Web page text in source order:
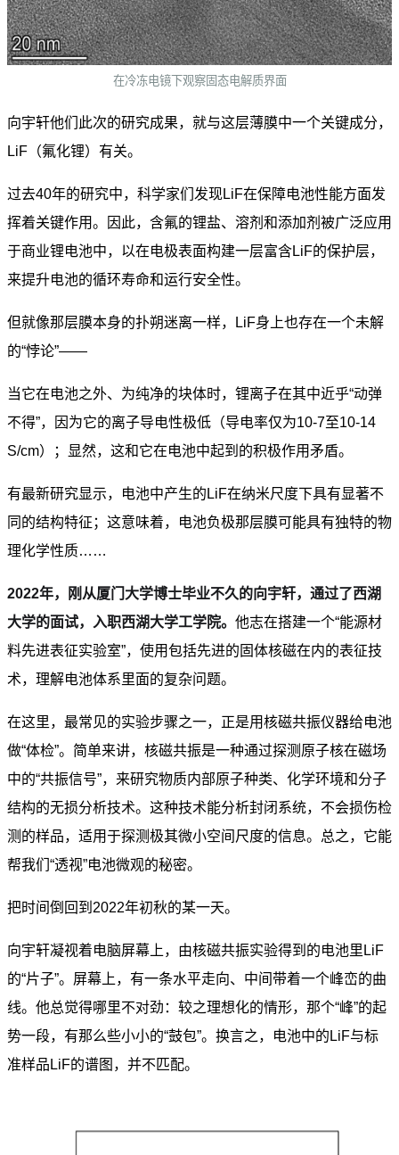
在冷冻电镜下观察固态电解质界面
向宇轩他们此次的研究成果，就与这层薄膜中一个关键成分，
LiF（氟化锂）有关。
过去40年的研究中，科学家们发现LiF在保障电池性能方面发
挥着关键作用。因此，含氟的锂盐、溶剂和添加剂被广泛应用
于商业锂电池中，以在电极表面构建一层富含LiF的保护层，
来提升电池的循环寿命和运行安全性。
但就像那层膜本身的扑朔迷离一样，LiF身上也存在一个未解
的“悖论”——
当它在电池之外、为纯净的块体时，锂离子在其中近乎“动弹
不得”，因为它的离子导电性极低 （导电率仅为10-7至10-14
S/cm）
；显然，这和它在电池中起到的积极作用矛盾。
有最新研究显示，电池中产生的LiF在纳米尺度下具有显著不
同的结构特征；这意味着，电池负极那层膜可能具有独特的物
理化学性质……
2022年，刚从厦门大学博士毕业不久的向宇轩，通过了西湖
大学的面试，入职西湖大学工学院。 他志在搭建一个“能源材
料先进表征实验室”，使用包括先进的固体核磁在内的表征技
术，理解电池体系里面的复杂问题。
在这里，最常见的实验步骤之一，正是用核磁共振仪器给电池
做“体检”。简单来讲，核磁共振是一种通过探测原子核在磁场
中的“共振信号”，来研究物质内部原子种类、化学环境和分子
结构的无损分析技术。这种技术能分析封闭系统，不会损伤检
测的样品，适用于探测极其微小空间尺度的信息。总之，它能
帮我们“透视”电池微观的秘密。
把时间倒回到2022年初秋的某一天。
向宇轩凝视着电脑屏幕上，由核磁共振实验得到的电池里LiF
的“片子”。屏幕上，有一条水平走向、中间带着一个峰峦的曲
线。他总觉得哪里不对劲：较之理想化的情形，那个“峰”的起
势一段，有那么些小小的“鼓包”。换言之，电池中的LiF与标
准样品LiF的谱图，并不匹配。